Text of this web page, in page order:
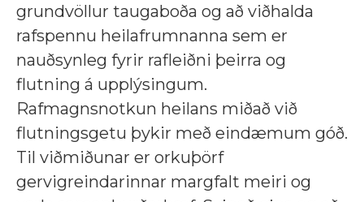
grundvöllur taugaboða og að viðhalda
rafspennu heilafrumnanna sem er
nauðsynleg fyrir rafleiðni þeirra og
flutning á upplýsingum.
Rafmagnsnotkun heilans miðað við
flutningsgetu þykir með eindæmum góð.
Til viðmiðunar er orkuþörf
gervigreindarinnar margfalt meiri og